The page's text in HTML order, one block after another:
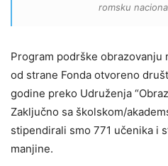
romsku
Program podrške obrazovanju
od strane Fonda otvoreno
godine preko Udruženja
Zaključno sa školskom/
stipendirali smo 771 učenika i
manjine.